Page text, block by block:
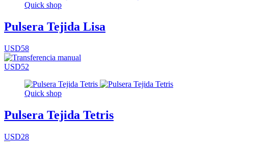
Quick shop
Pulsera Tejida Lisa
USD58
USD52
Quick shop
Pulsera Tejida Tetris
USD28